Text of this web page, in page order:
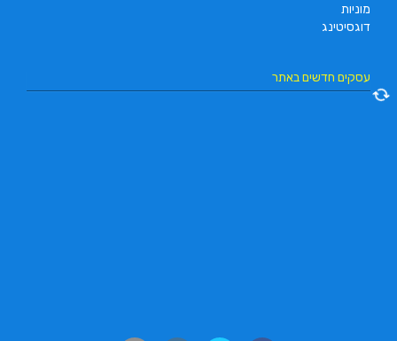
מוניות
דוגסיטינג
עסקים חדשים באתר